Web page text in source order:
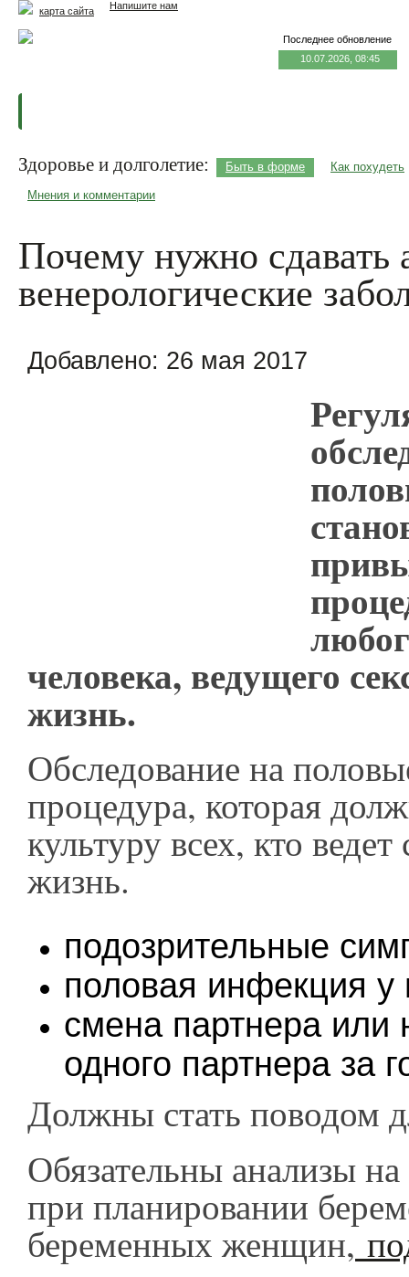
Напишите нам
карта сайта
Последнее обновление
10.07.2026, 08:45
Здоровье и долголетие: Быть в форме Как похудеть
Мнения и комментарии
Почему нужно сдавать
венерологические
Добавлено: 26 мая 2017
человека, ведущего
жизнь.
Обследование на
процедура, которая
культуру всех, кто
жизнь.
подозрительные
половая инфекция у
смена партнера или
одного партнера за
Должны стать поводом
Обязательны анализы
при планировании
беременных женщин,